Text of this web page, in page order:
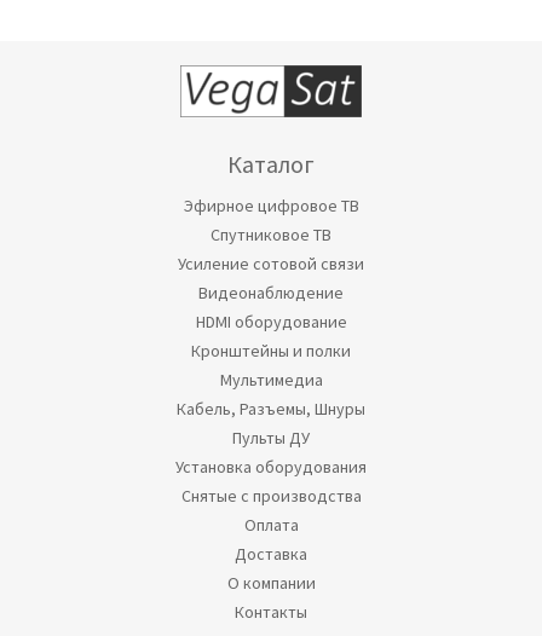
Каталог
Эфирное цифровое ТВ
Спутниковое ТВ
Усиление сотовой связи
Видеонаблюдение
HDMI оборудование
Кронштейны и полки
Мультимедиа
Кабель, Разъемы, Шнуры
Пульты ДУ
Установка оборудования
Снятые с производства
Оплата
Доставка
О компании
Контакты